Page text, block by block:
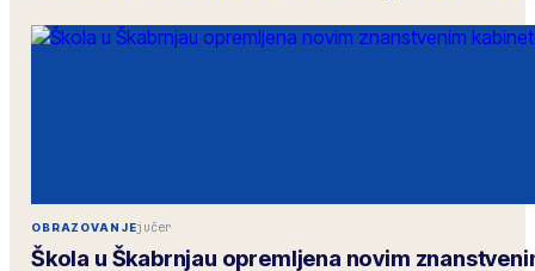
OBRAZOVANJEjučer
Škola u Škabrnjau opremljena novim